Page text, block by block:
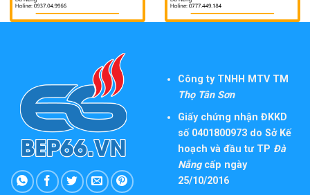
Công ty TNHH MTV TM
Thọ Tân Sơn
Giấy chứng nhận ĐKKD
số 0401800973 do Sở Kế
hoạch và đầu tư TP Đà
Nẵngcấp ngày
25/10/2016